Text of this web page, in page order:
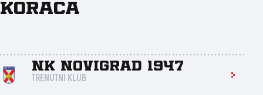
Koraca
NK Novigrad 1947
TRENUTNI KLUB